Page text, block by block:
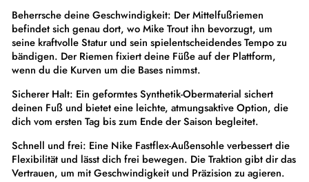
Beherrsche deine Geschwindigkeit: Der Mittelfußriemen
befindet sich genau dort, wo Mike Trout ihn bevorzugt, um
seine kraftvolle Statur und sein spielentscheidendes Tempo zu
bändigen. Der Riemen fixiert deine Füße auf der Plattform,
wenn du die Kurven um die Bases nimmst.
Sicherer Halt: Ein geformtes Synthetik-Obermaterial sichert
deinen Fuß und bietet eine leichte, atmungsaktive Option, die
dich vom ersten Tag bis zum Ende der Saison begleitet.
Schnell und frei: Eine Nike Fastflex-Außensohle verbessert die
Flexibilität und lässt dich frei bewegen. Die Traktion gibt dir das
Vertrauen, um mit Geschwindigkeit und Präzision zu agieren.